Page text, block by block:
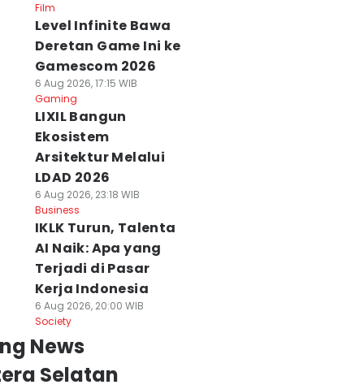
Film
Level Infinite Bawa
Deretan Game Ini ke
Gamescom 2026
6 Aug 2026, 17:15 WIB
Gaming
LIXIL Bangun
Ekosistem
Arsitektur Melalui
LDAD 2026
6 Aug 2026, 23:18 WIB
Business
IKLK Turun, Talenta
AI Naik: Apa yang
Terjadi di Pasar
Kerja Indonesia
6 Aug 2026, 20:00 WIB
Society
News
Selatan